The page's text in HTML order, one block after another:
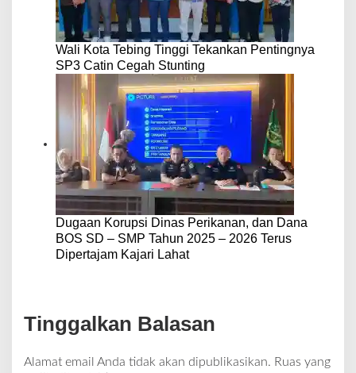
Wali Kota Tebing Tinggi Tekankan Pentingnya
SP3 Catin Cegah Stunting
Dugaan Korupsi Dinas Perikanan, dan Dana
BOS SD – SMP Tahun 2025 – 2026 Terus
Dipertajam Kajari Lahat
Tinggalkan Balasan
Alamat email Anda tidak akan dipublikasikan. Ruas yang